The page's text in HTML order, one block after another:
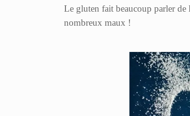
Le gluten fait beaucoup parler de
nombreux maux !